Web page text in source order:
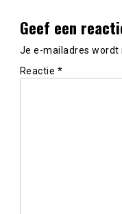
Geef een
Je e-mailadres wordt
Reactie *